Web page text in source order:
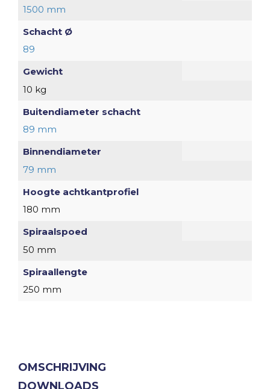
1500 mm
Schacht Ø
89
Gewicht
10 kg
Buitendiameter schacht
89 mm
Binnendiameter
79 mm
Hoogte achtkantprofiel
180 mm
Spiraalspoed
50 mm
Spiraallengte
250 mm
OMSCHRIJVING
DOWNLOADS